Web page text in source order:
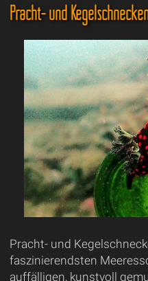
Pracht- und
Pracht- und
faszinierendsten
auffälligen, kunstvoll